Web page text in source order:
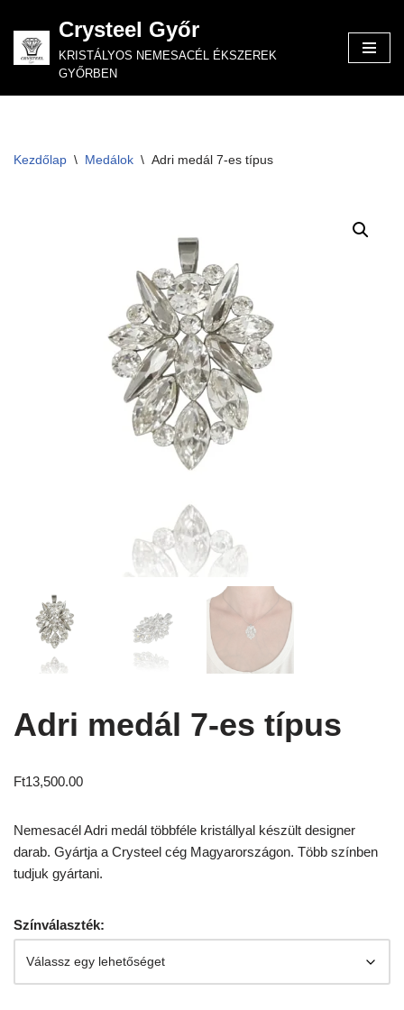
Skip
to
Crysteel Győr
KRISTÁLYOS NEMESACÉL ÉKSZEREK
GYŐRBEN
Kezdőlap \ Medálok \ Adri medál 7-es típus
Adri medál 7-es típus
Ft13,500.00
Nemesacél Adri medál többféle kristállyal készült designer
darab. Gyártja a Crysteel cég Magyarországon. Több színben
tudjuk gyártani.
Színválaszték: